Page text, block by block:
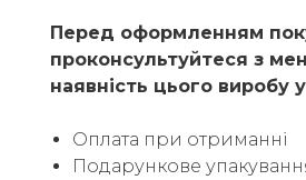
Перед оформленням
проконсультуйтеся з
наявність цього виробу у
Оплата при отриманні
Подарункове